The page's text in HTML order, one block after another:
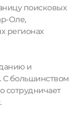
поисковых
Оле,
регионах
и
С большинством
сотрудничает